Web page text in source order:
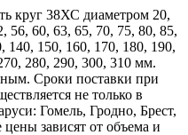
круг 38ХС диаметром 20,
56, 60, 63, 65, 70, 75, 80, 85,
140, 150, 160, 170, 180, 190,
280, 290, 300, 310 мм.
Сроки поставки при
не только в
Гомель, Гродно, Брест,
зависят от объема и